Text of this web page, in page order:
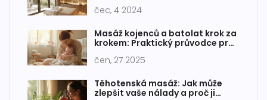
čec, 4 2024
Masáž kojenců a batolat krok za
krokem: Praktický průvodce pro
čen, 27 2025
Těhotenská masáž: Jak může
zlepšit vaše nálady a proč ji